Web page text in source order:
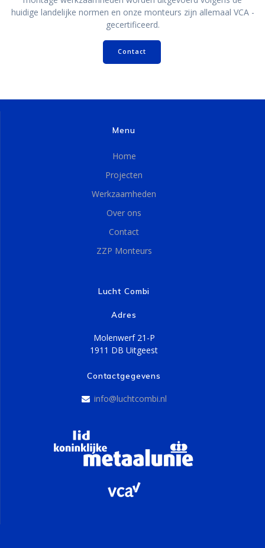
huidige landelijke normen en onze monteurs zijn allemaal VCA -
gecertificeerd.
Contact
Menu
Home
Projecten
Werkzaamheden
Over ons
Contact
ZZP Monteurs
Lucht Combi
Adres
Molenwerf 21-P
1911 DB Uitgeest
Contactgegevens
info@luchtcombi.nl